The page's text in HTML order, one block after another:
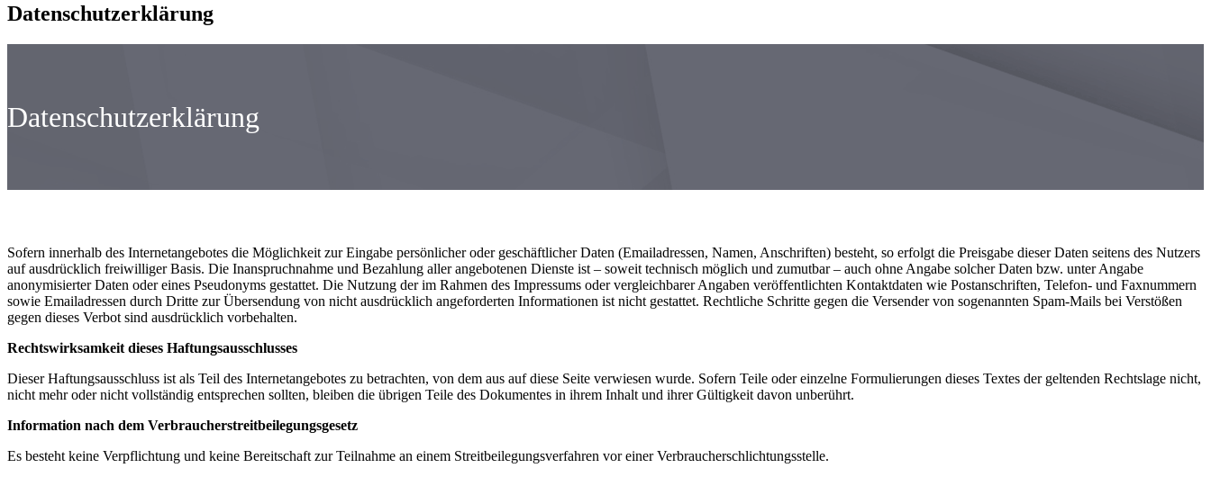
Datenschutzerklärung
Datenschutzerklärung
Sofern innerhalb des Internetangebotes die Möglichkeit zur Eingabe persönlicher oder geschäftlicher Daten (Emailadressen, Namen, Anschriften) besteht, so erfolgt die Preisgabe dieser Daten seitens des Nutzers
auf ausdrücklich freiwilliger Basis. Die Inanspruchnahme und Bezahlung aller angebotenen Dienste ist – soweit technisch möglich und zumutbar – auch ohne Angabe solcher Daten bzw. unter Angabe
anonymisierter Daten oder eines Pseudonyms gestattet. Die Nutzung der im Rahmen des Impressums oder vergleichbarer Angaben veröffentlichten Kontaktdaten wie Postanschriften, Telefon- und Faxnummern
sowie Emailadressen durch Dritte zur Übersendung von nicht ausdrücklich angeforderten Informationen ist nicht gestattet. Rechtliche Schritte gegen die Versender von sogenannten Spam-Mails bei Verstößen
gegen dieses Verbot sind ausdrücklich vorbehalten.
Rechtswirksamkeit dieses Haftungsausschlusses
Dieser Haftungsausschluss ist als Teil des Internetangebotes zu betrachten, von dem aus auf diese Seite verwiesen wurde. Sofern Teile oder einzelne Formulierungen dieses Textes der geltenden Rechtslage nicht,
nicht mehr oder nicht vollständig entsprechen sollten, bleiben die übrigen Teile des Dokumentes in ihrem Inhalt und ihrer Gültigkeit davon unberührt.
Information nach dem Verbraucherstreitbeilegungsgesetz
Es besteht keine Verpflichtung und keine Bereitschaft zur Teilnahme an einem Streitbeilegungsverfahren vor einer Verbraucherschlichtungsstelle.